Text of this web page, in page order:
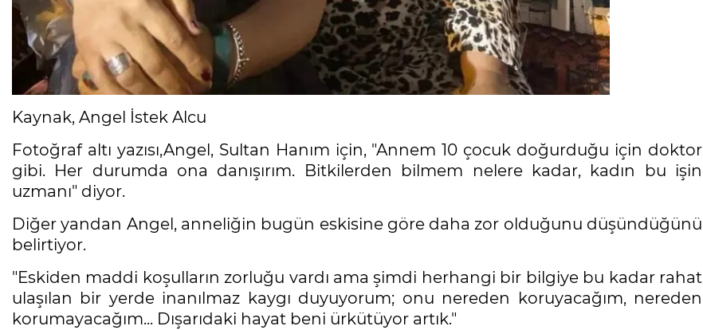
Kaynak, Angel İstek Alcu
Fotoğraf altı yazısı,Angel, Sultan Hanım için, "Annem 10 çocuk doğurduğu için doktor
gibi. Her durumda ona danışırım. Bitkilerden bilmem nelere kadar, kadın bu işin
uzmanı" diyor.
Diğer yandan Angel, anneliğin bugün eskisine göre daha zor olduğunu düşündüğünü
belirtiyor.
"Eskiden maddi koşulların zorluğu vardı ama şimdi herhangi bir bilgiye bu kadar rahat
ulaşılan bir yerde inanılmaz kaygı duyuyorum; onu nereden koruyacağım, nereden
korumayacağım... Dışarıdaki hayat beni ürkütüyor artık."